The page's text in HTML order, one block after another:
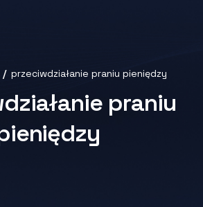
przeciwdziałanie praniu pieniędzy
praniu